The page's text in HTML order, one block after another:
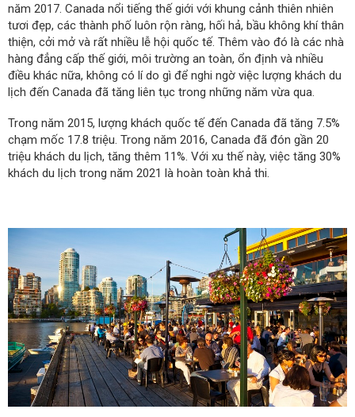
năm 2017. Canada nổi tiếng thế giới với khung cảnh thiên nhiên
tươi đẹp, các thành phố luôn rộn ràng, hối hả, bầu không khí thân
thiện, cởi mở và rất nhiều lễ hội quốc tế. Thêm vào đó là các nhà
hàng đẳng cấp thế giới, môi trường an toàn, ổn định và nhiều
điều khác nữa, không có lí do gì để nghi ngờ việc lượng khách du
lịch đến Canada đã tăng liên tục trong những năm vừa qua.
Trong năm 2015, lượng khách quốc tế đến Canada đã tăng 7.5%
chạm mốc 17.8 triệu. Trong năm 2016, Canada đã đón gần 20
triệu khách du lịch, tăng thêm 11%. Với xu thế này, việc tăng 30%
khách du lịch trong năm 2021 là hoàn toàn khả thi.